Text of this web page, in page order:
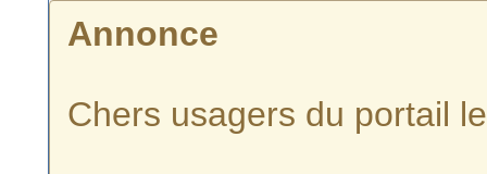
Annonce
Chers usagers du portail